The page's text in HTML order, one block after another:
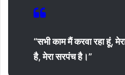
“सभी काम मैं करवा रहा हूं,
है, मेरा सरपंच है।”